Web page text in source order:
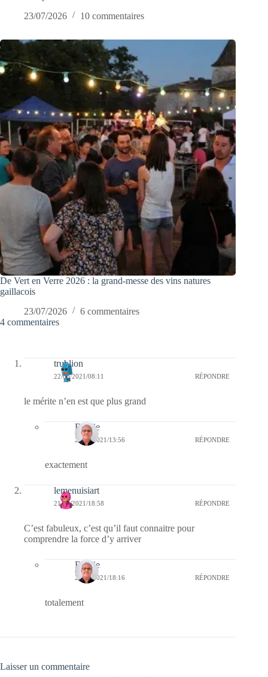
23/07/2026
10 commentaires
De Vert en Verre 2026 : la grand-messe des vins natures
gaillacois
23/07/2026
6 commentaires
4 commentaires
trublion
22/06/2021/08:11 RÉPONDRE
le mérite n’en est que plus grand
Bernie
23/06/2021/13:56 RÉPONDRE
exactement
lemenuisiart
21/06/2021/18:58 RÉPONDRE
C’est fabuleux, c’est qu’il faut connaitre pour
comprendre la force d’y arriver
Bernie
23/06/2021/18:16 RÉPONDRE
totalement
Laisser un commentaire